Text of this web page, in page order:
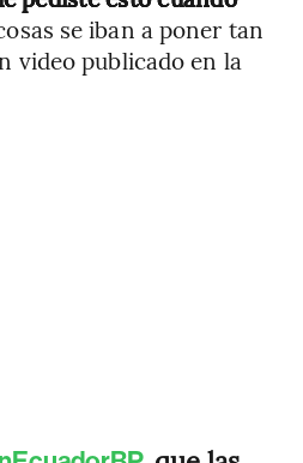
se iban a poner tan
video publicado en la